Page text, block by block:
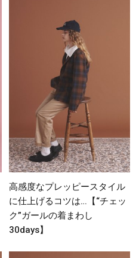
高感度なプレッピースタイル
に仕上げるコツは…【“チェッ
ク”ガールの着まわし
30days】